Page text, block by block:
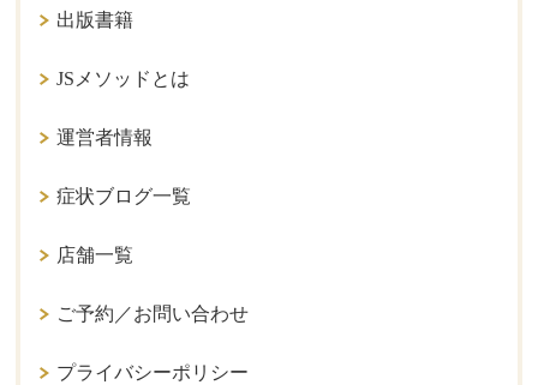
出版書籍
JSメソッドとは
運営者情報
症状ブログ一覧
店舗一覧
ご予約／お問い合わせ
プライバシーポリシー